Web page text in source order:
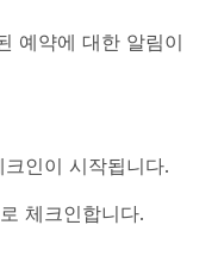
예약에 대한 알림이
인이 시작됩니다.
체크인합니다.